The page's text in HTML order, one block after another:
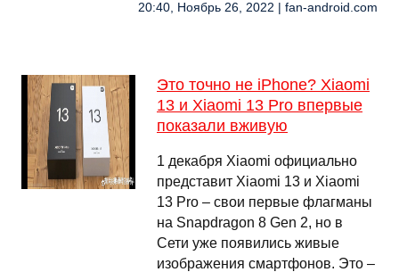
20:40, Ноябрь 26, 2022 | fan-android.com
Это точно не iPhone? Xiaomi
13 и Xiaomi 13 Pro впервые
показали вживую
1 декабря Xiaomi официально
представит Xiaomi 13 и Xiaomi
13 Pro – свои первые флагманы
на Snapdragon 8 Gen 2, но в
Сети уже появились живые
изображения смартфонов. Это –